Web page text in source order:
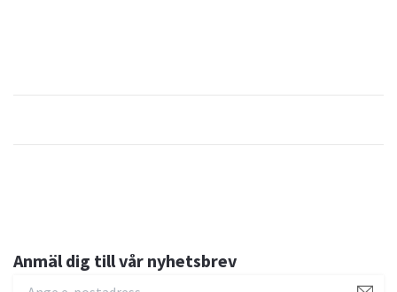
Anmäl dig till vår nyhetsbrev